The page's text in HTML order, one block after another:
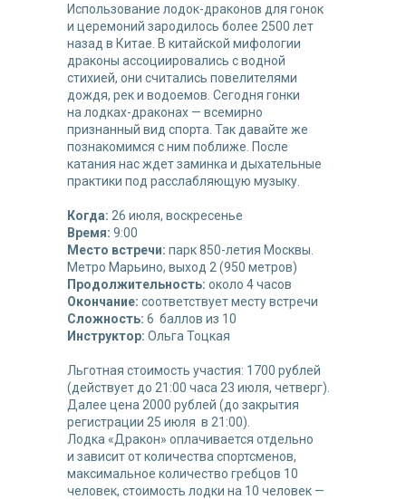
Использование лодок-драконов для гонок
и церемоний зародилось более 2500 лет
назад в Китае. В китайской мифологии
драконы ассоциировались с водной
стихией, они считались повелителями
дождя, рек и водоемов. Сегодня гонки
на лодках-драконах — всемирно
признанный вид спорта. Так давайте же
познакомимся с ним поближе. После
катания нас ждет заминка и дыхательные
практики под расслабляющую музыку.
Когда: 26 июля, воскресенье
Время: 9:00
Место встречи: парк 850-летия Москвы.
Метро Марьино, выход 2 (950 метров)
Продолжительность: около 4 часов
Окончание: соответствует месту встречи
Сложность: 6 баллов из 10
Инструктор: Ольга Тоцкая
Льготная стоимость участия: 1700 рублей
(действует до 21:00 часа 23 июля, четверг).
Далее цена 2000 рублей (до закрытия
регистрации 25 июля в 21:00).
Лодка «Дракон» оплачивается отдельно
и зависит от количества спортсменов,
максимальное количество гребцов 10
человек, стоимость лодки на 10 человек —